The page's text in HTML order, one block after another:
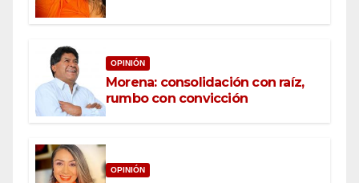
OPINIÓN
Morena: consolidación con raíz,
rumbo con convicción
OPINIÓN